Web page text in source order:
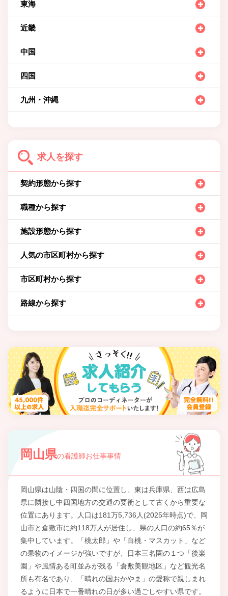
東海
近畿
中国
四国
九州・沖縄
求人を探す
契約形態から探す
職種から探す
施設形態から探す
人気の市区町村から探す
市区町村から探す
路線から探す
岡山県の看護師お仕事事情
岡山県は山陰・四国の間に位置し、東は兵庫県、西は広島
県に隣接し中四国地方の交通の要衝として古くから重要な
位置にあります。人口は181万5,736人(2025年時点)で、岡
山市と倉敷市に約118万人が居住し、県の人口の約65％が
集中しています。「桃太郎」や「白桃・マスカット」など
の果物のイメージが強いですが、日本三名園の１つ「後楽
園」や風情ある町並みが残る「倉敷美観地区」など観光名
所も有名であり、「晴れの国おかやま」の愛称で親しまれ
るように日本で一番晴れの日が多い過ごしやすい県です。